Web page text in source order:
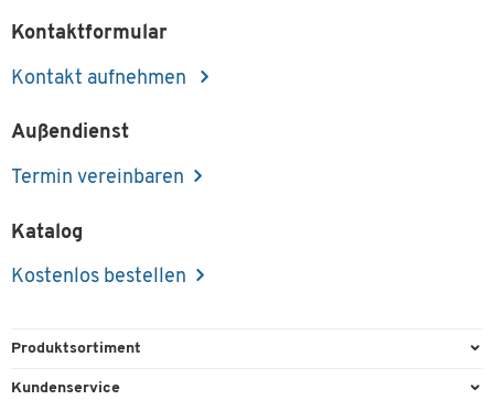
Kontaktformular
Kontakt aufnehmen
Außendienst
Termin vereinbaren
Katalog
Kostenlos bestellen
Produktsortiment
Büroausstattung
Kundenservice